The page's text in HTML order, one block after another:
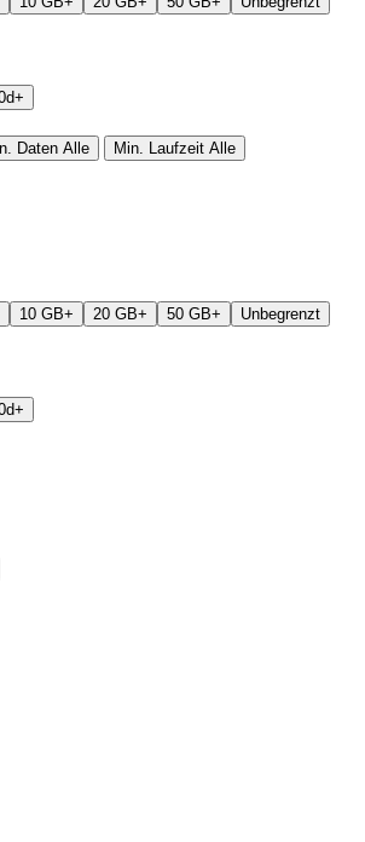
Daten Alle Min. Laufzeit Alle
10 GB+ 20 GB+ 50 GB+ Unbegrenzt